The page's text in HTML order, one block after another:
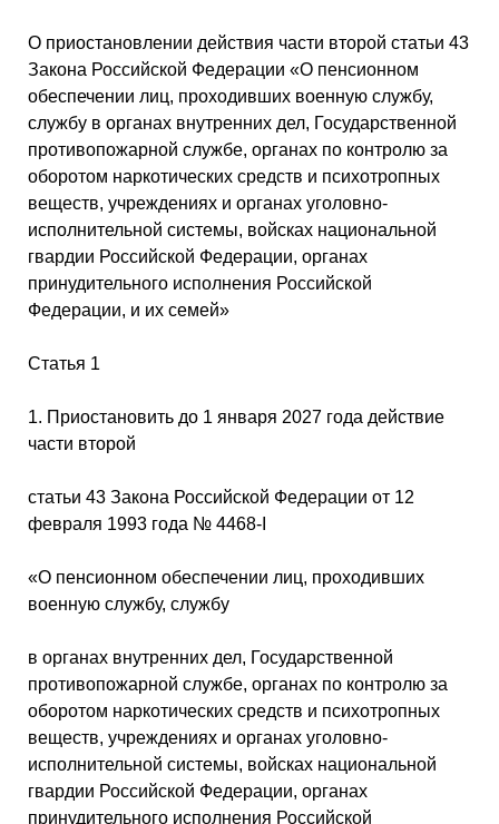
О приостановлении действия части второй статьи 43
Закона Российской Федерации «О пенсионном
обеспечении лиц, проходивших военную службу,
службу в органах внутренних дел, Государственной
противопожарной службе, органах по контролю за
оборотом наркотических средств и психотропных
веществ, учреждениях и органах уголовно-
исполнительной системы, войсках национальной
гвардии Российской Федерации, органах
принудительного исполнения Российской
Федерации, и их семей»
Статья 1
1. Приостановить до 1 января 2027 года действие
части второй
статьи 43 Закона Российской Федерации от 12
февраля 1993 года № 4468-I
«О пенсионном обеспечении лиц, проходивших
военную службу, службу
в органах внутренних дел, Государственной
противопожарной службе, органах по контролю за
оборотом наркотических средств и психотропных
веществ, учреждениях и органах уголовно-
исполнительной системы, войсках национальной
гвардии Российской Федерации, органах
принудительного исполнения Российской